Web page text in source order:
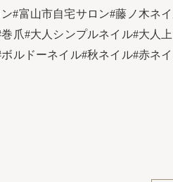
#富山市自宅サロン#藤ノ木ネ
爪#大人シンプルネイル#大人
ルドーネイル#秋ネイル#赤ネ